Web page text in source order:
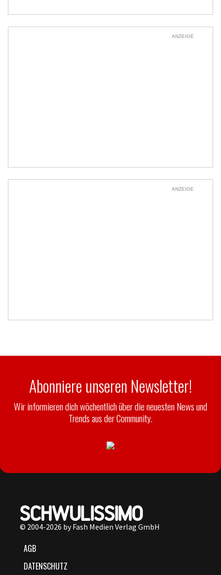
ANZEIGE
ANZEIGE
Abonniere unseren Newsletter!
Wir informieren dich wöchentlich über die neuesten News und
Trends aus der Community.
© 2004-2026 by Fash Medien Verlag GmbH
AGB
DATENSCHUTZ